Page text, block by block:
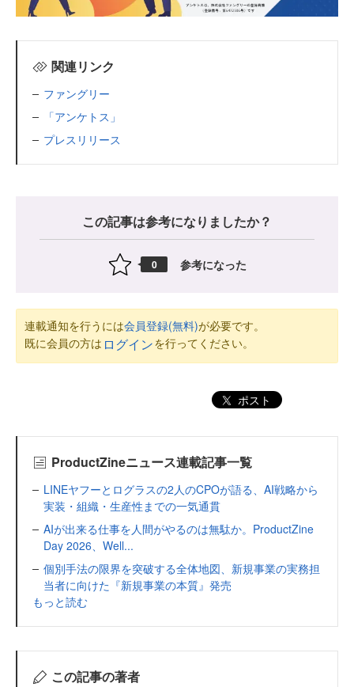
関連リンク
ファングリー
「アンケトス」
プレスリリース
この記事は参考になりましたか？
0 参考になった
連載通知を行うには会員登録(無料)が必要です。
既に会員の方は ログインを行ってください。
ポスト
ProductZineニュース連載記事一覧
LINEヤフーとログラスの2人のCPOが語る、AI戦略から
実装・組織・生産性までの一気通貫
AIが出来る仕事を人間がやるのは無駄か。ProductZine
Day 2026、Well...
個別手法の限界を突破する全体地図、新規事業の実務担
当者に向けた『新規事業の本質』発売
もっと読む
この記事の著者